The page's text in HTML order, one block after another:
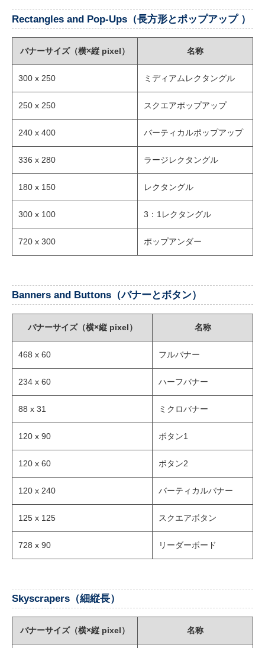
Rectangles and Pop-Ups（長方形とポップアップ ）
バナーサイズ（横×縦 pixel） 名称
300 x 250 ミディアムレクタングル
250 x 250 スクエアポップアップ
240 x 400 バーティカルポップアップ
336 x 280 ラージレクタングル
180 x 150 レクタングル
300 x 100 3：1レクタングル
720 x 300 ポップアンダー
Banners and Buttons（バナーとボタン）
バナーサイズ（横×縦 pixel） 名称
468 x 60 フルバナー
234 x 60 ハーフバナー
88 x 31 ミクロバナー
120 x 90 ボタン1
120 x 60 ボタン2
120 x 240 バーティカルバナー
125 x 125 スクエアボタン
728 x 90 リーダーボード
Skyscrapers（細縦長）
バナーサイズ（横×縦 pixel） 名称